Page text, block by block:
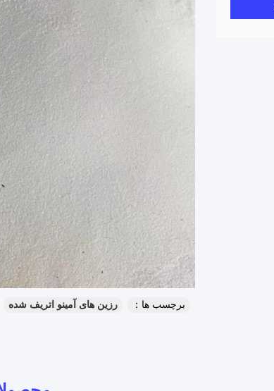
برچسب ها： رزین های آمینو اتریف شده